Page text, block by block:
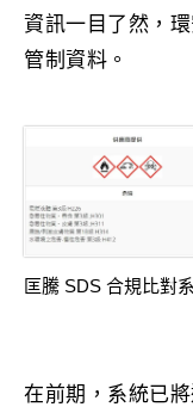
資訊一目了然，
管制資料。
匡騰 SDS 合規比對
在前期，系統已